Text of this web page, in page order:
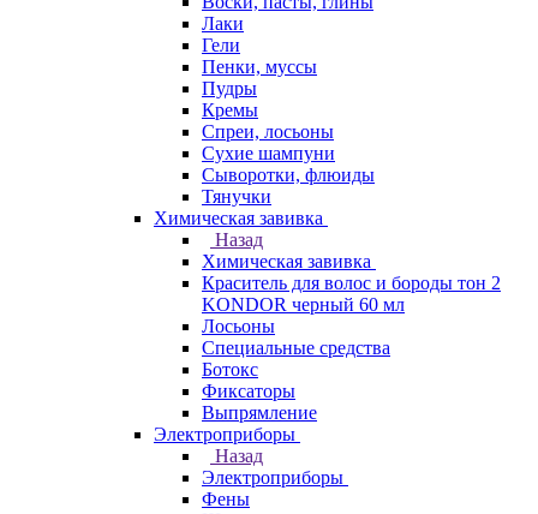
Лаки
Гели
Пенки, муссы
Пудры
Кремы
Спреи, лосьоны
Сухие шампуни
Сыворотки, флюиды
Тянучки
Химическая завивка
Назад
Химическая завивка
Краситель для волос и бороды тон 2
KONDOR черный 60 мл
Лосьоны
Специальные средства
Ботокс
Фиксаторы
Выпрямление
Электроприборы
Назад
Электроприборы
Фены